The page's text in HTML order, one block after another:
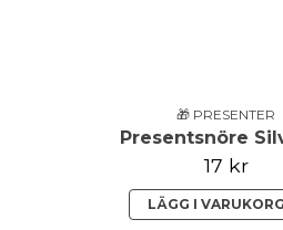
🎁 PRESENTER
17 kr
LÄGG I